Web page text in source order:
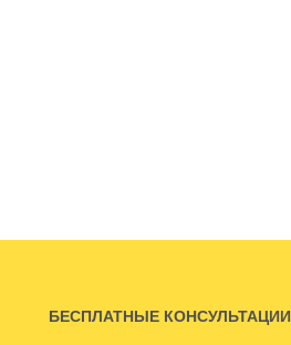
БЕСПЛАТНЫЕ КОНСУЛЬТАЦИИ